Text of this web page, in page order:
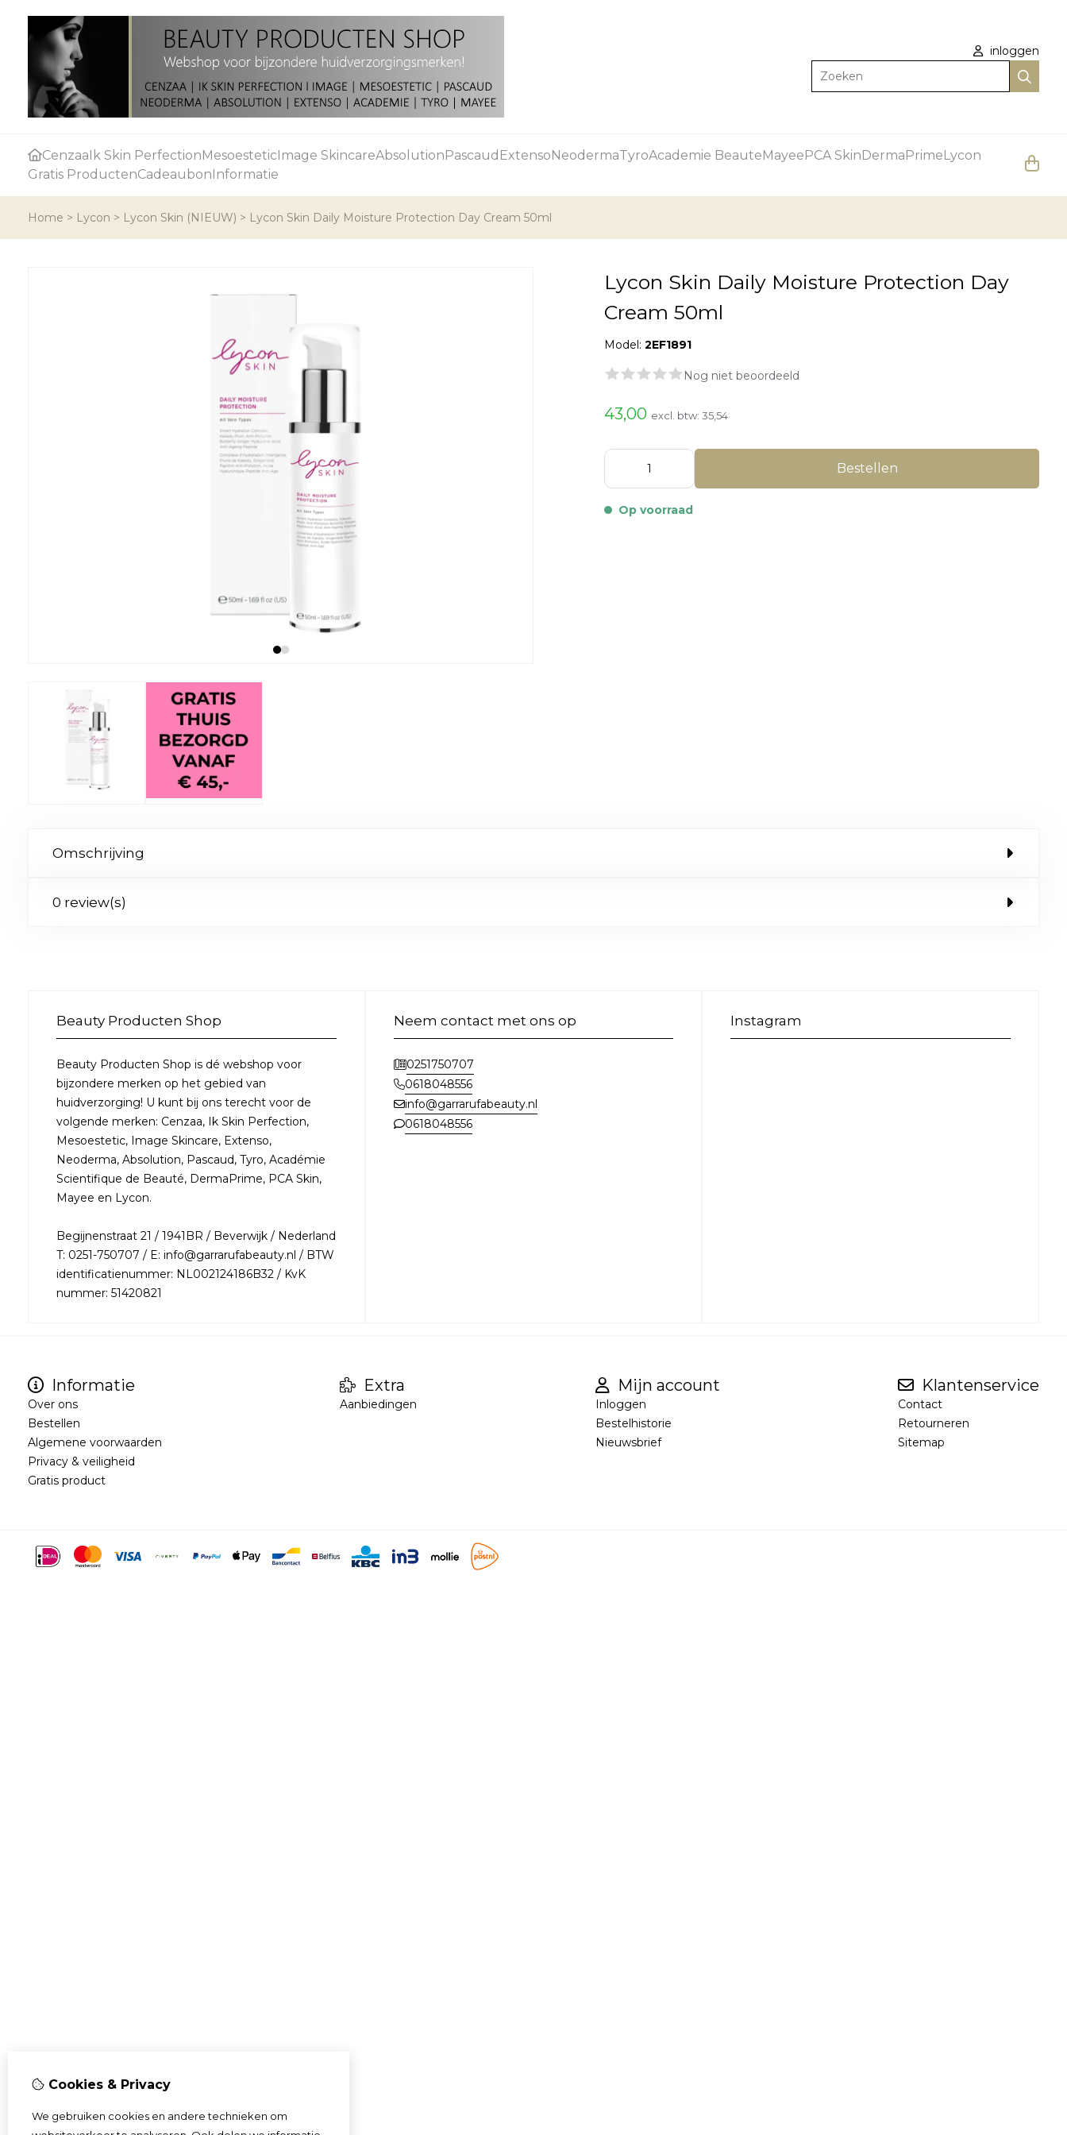
inloggen
Zoeken
CenzaaIk Skin PerfectionMesoesteticImage SkincareAbsolutionPascaud ExtensoNeodermaTyroAcademie BeauteMayeePCA SkinDermaPrimeLycon
Gratis ProductenCadeaubonInformatie
Home > Lycon > Lycon Skin (NIEUW) > Lycon Skin Daily Moisture Protection Day Cream 50ml
Lycon Skin Daily Moisture Protection Day
Cream 50ml
Model:2EF1891
Nog niet beoordeeld
43,00 excl. btw:35,54
Bestellen
Op voorraad
Omschrijving
0 review(s)
Beauty Producten Shop
Beauty Producten Shop is dé webshop voor
bijzondere merken op het gebied van
huidverzorging! U kunt bij ons terecht voor de
volgende merken: Cenzaa, Ik Skin Perfection,
Mesoestetic, Image Skincare, Extenso,
Neoderma, Absolution, Pascaud, Tyro, Académie
Scientifique de Beauté, DermaPrime, PCA Skin,
Mayee en Lycon.
Begijnenstraat 21 / 1941BR / Beverwijk / Nederland
T: 0251-750707 / E: info@garrarufabeauty.nl / BTW
identificatienummer: NL002124186B32 / KvK
nummer: 51420821
Neem contact met ons op
0251750707
0618048556
info@garrarufabeauty.nl
0618048556
Instagram
Informatie
Over ons
Bestellen
Algemene voorwaarden
Privacy & veiligheid
Gratis product
Extra
Aanbiedingen
Mijn account
Inloggen
Bestelhistorie
Nieuwsbrief
Klantenservice
Contact
Retourneren
Sitemap
Cookies & Privacy
We gebruiken cookies en andere technieken om